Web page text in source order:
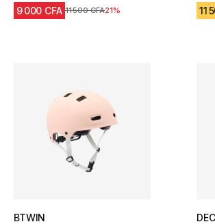
9 000 CFA Prix avant réduction
11 500 CFA21% 11
BTWIN